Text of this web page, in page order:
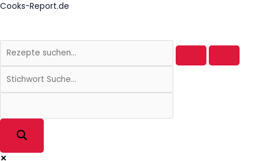
Zum
Cooks-Report.de